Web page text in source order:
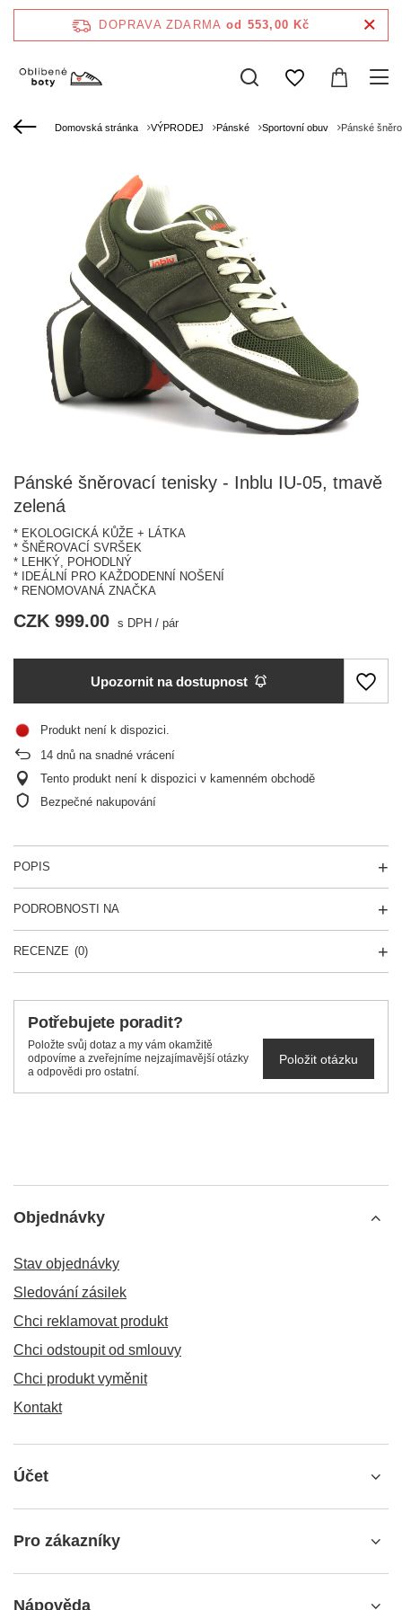
DOPRAVA ZDARMA od 553,00 Kč
Domovská stránka VÝPRODEJ Pánské Sportovní obuv Pánské
Pánské šněrovací tenisky - Inblu IU-05, tmavě
zelená
* EKOLOGICKÁ KŮŽE + LÁTKA
* ŠNĚROVACÍ SVRŠEK
* LEHKÝ, POHODLNÝ
* IDEÁLNÍ PRO KAŽDODENNÍ NOŠENÍ
* RENOMOVANÁ ZNAČKA
CZK 999.00 s DPH / pár
Upozornit na dostupnost
Produkt není k dispozici
14 dnů na snadné vrácení
Tento produkt není k dispozici v kamenném obchodě
Bezpečné nakupování
POPIS
PODROBNOSTI NA
RECENZE (0)
Potřebujete poradit?
Položte svůj dotaz a my vám okamžitě
odpovíme a zveřejníme nejzajímavější otázky
a odpovědi pro ostatní.
Položit otázku
Objednávky
Stav objednávky
Sledování zásilek
Chci reklamovat produkt
Chci odstoupit od smlouvy
Chci produkt vyměnit
Kontakt
Účet
Pro zákazníky
Nápověda